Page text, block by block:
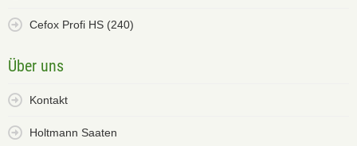
Cefox Profi HS (240)
Über uns
Kontakt
Holtmann Saaten